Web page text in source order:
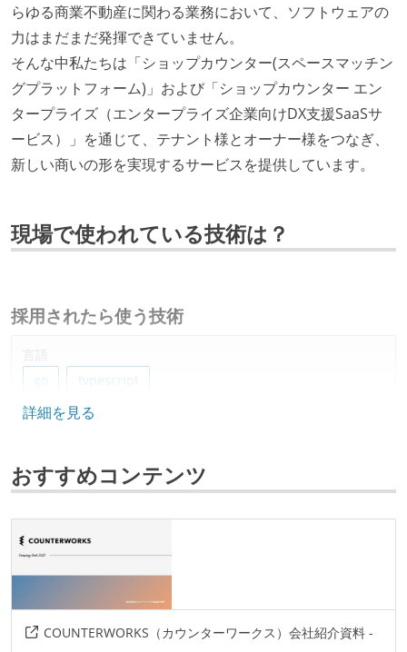
らゆる商業不動産に関わる業務において、ソフトウェアの
力はまだまだ発揮できていません。
そんな中私たちは「ショップカウンター(スペースマッチン
グプラットフォーム)」および「ショップカウンター エン
タープライズ（エンタープライズ企業向けDX支援SaaSサ
ービス）」を通じて、テナント様とオーナー様をつなぎ、
新しい商いの形を実現するサービスを提供しています。
現場で使われている技術は？
採用されたら使う技術
言語
go
typescript
フレームワーク
データベース
mysql
postgresql
プロジェクト管理
その他
詳細を見る
おすすめコンテンツ
COUNTERWORKS（カウンターワークス）会社紹介資料 -